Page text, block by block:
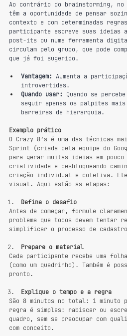
Ao contrário do brainstorming,
têm a oportunidade de pensar
contexto e com determinadas
participante escreve suas ideias
post-its ou numa ferramenta
circulam pelo grupo, que pode
que já foi sugerido.
Vantagem: Aumenta a
introvertidas.
Quando usar:
Quando se
seguir apenas os palpites
barreiras de hierarquia.
Exemplo prático
O Crazy 8’s é uma das técnicas
Sprint (criada pela equipe do
para gerar muitas ideias em pouco
criatividade e desbloqueando
criação individual e coletiva.
visual. Aqui estão as etapas:
Defina o desafio
Antes de começar, formule
problema que todos devem tentar
simplificar o processo de
Prepare o material
Cada participante recebe uma
(como um quadrinho). Também é
pronto.
Explique o tempo e a regra
São 8 minutos no total: 1 minuto
regra é simples: rabiscar ou
quadro, sem se preocupar com
com conceito.